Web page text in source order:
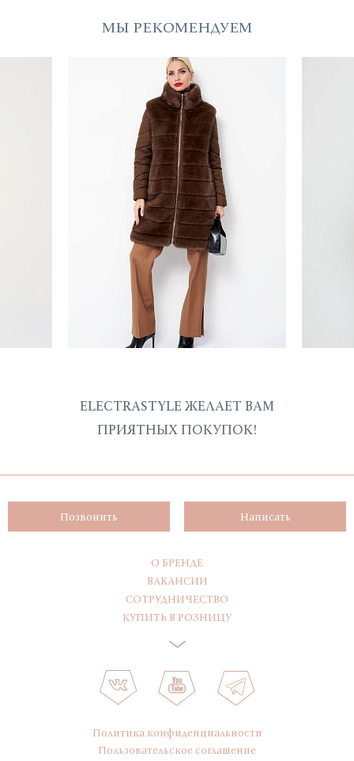
МЫ РЕКОМЕНДУЕМ
ELECTRASTYLE ЖЕЛАЕТ ВАМ
ПРИЯТНЫХ ПОКУПОК!
Позвонить Написать
О БРЕНДЕ
ВАКАНСИИ
СОТРУДНИЧЕСТВО
КУПИТЬ В РОЗНИЦУ
Политика конфиденциальности
Пользовательское соглашение